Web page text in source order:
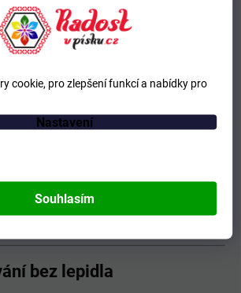
cookie, pro zlepšení funkcí a nabídky pro
Nastavení
Souhlasím
motivy
celého papíru najednou větší spotřeba
bez lepidla